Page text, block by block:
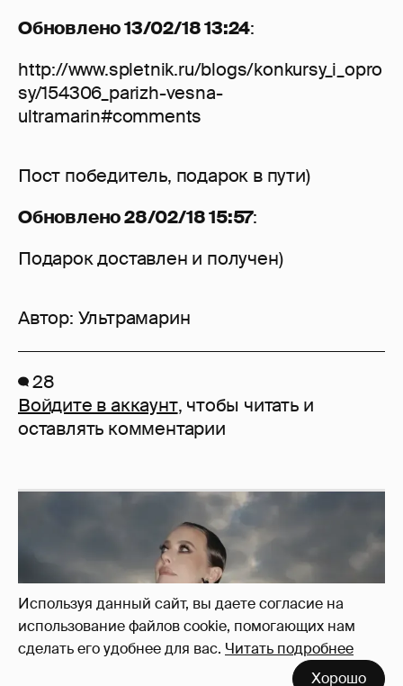
Используя данный сайт, вы даете согласие на
использование файлов cookie, помогающих нам
сделать его удобнее для вас. Читать подробнее
Хорошо
Обновлено 13/02/18 13:24:
http://www.spletnik.ru/blogs/konkursy_i_opro
sy/154306_parizh-vesna-
ultramarin#comments
Пост победитель, подарок в пути)
Обновлено 28/02/18 15:57:
Подарок доставлен и получен)
Автор: Ультрамарин
28
Войдите в аккаунт, чтобы читать и
оставлять комментарии